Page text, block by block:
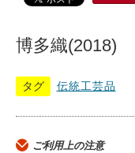
博多織(2018)
タグ 伝統工芸品
ご利用上の注意